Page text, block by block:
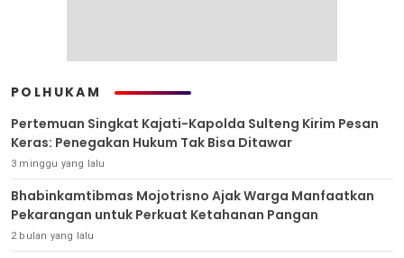
POLHUKAM
Pertemuan Singkat Kajati-Kapolda Sulteng Kirim Pesan
Keras: Penegakan Hukum Tak Bisa Ditawar
3 minggu yang lalu
Bhabinkamtibmas Mojotrisno Ajak Warga Manfaatkan
Pekarangan untuk Perkuat Ketahanan Pangan
2 bulan yang lalu